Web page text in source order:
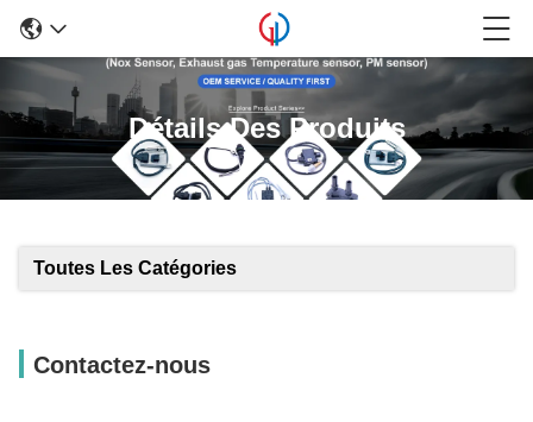
Détails Des Produits
Toutes Les Catégories
Contactez-nous